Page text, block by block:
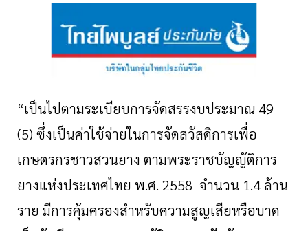
“เป็นไปตามระเบียบการจัดสรรงบประมาณ 49
(5) ซึ่งเป็นค่าใช้จ่ายในการจัดสวัสดิการเพื่อ
เกษตรกรชาวสวนยาง ตามพระราชบัญญัติการ
ยางแห่งประเทศไทย พ.ศ. 2558 จำนวน 1.4 ล้าน
ราย มีการคุ้มครองสำหรับความสูญเสียหรือบาด